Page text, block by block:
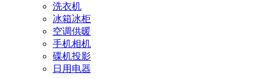
洗衣机
冰箱冰柜
空调供暖
手机相机
碟机投影
日用电器